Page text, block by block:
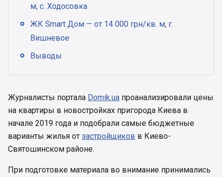
м, с. Ходосовка
ЖК Smart Дом — от 14 000 грн/кв. м, г.
Вишневое
Выводы
Журналисты портала Domik.ua проанализировали цены
на квартиры в новостройках пригорода Киева в
начале 2019 года и подобрали самые бюджетные
варианты жилья от застройщиков в Киево-
Святошинском районе.
При подготовке материала во внимание принимались